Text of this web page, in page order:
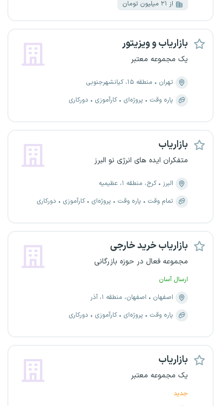
از ۲۱ میلیون تومان
بازاریاب و ویزیتور
یک مجموعه معتبر
تهران
منطقه ۱۵، کیانشهرجنوبی
پاره وقت
پروژه‌ای کارآموزی دورکاری
بازاریاب
متفکران ایده های انرژی نو البرز
البرز
کرج، منطقه ۱، عظیمیه
تمام وقت
پاره وقت پروژه‌ای کارآموزی دورکاری
بازاریاب خرید خارجی
مجموعه فعال در حوزه بازرگانی
ارسال آسان
اصفهان
اصفهان، منطقه ۱، آذر
پاره وقت
پروژه‌ای کارآموزی دورکاری
بازاریاب
یک مجموعه معتبر
جدید